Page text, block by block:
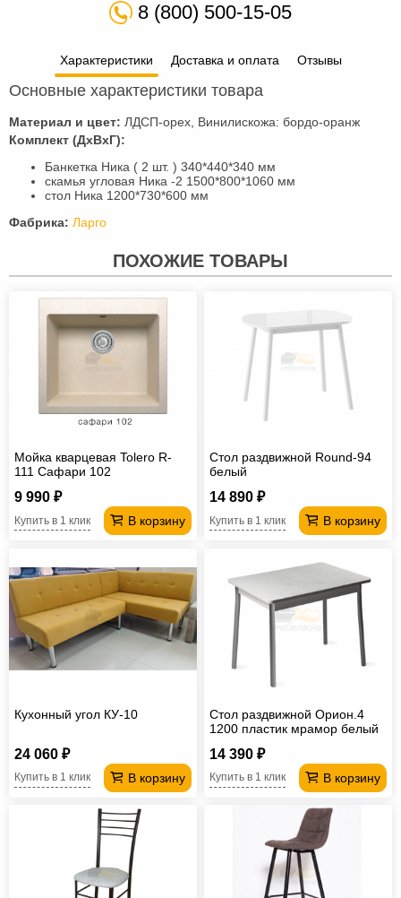
8 (800) 500-15-05
Характеристики Доставка и оплата Отзывы
Основные характеристики товара
Материал и цвет: ЛДСП-орех, Винилискожа: бордо-оранж
Комплект (ДхВхГ):
Банкетка Ника ( 2 шт. ) 340*440*340 мм
скамья угловая Ника -2 1500*800*1060 мм
стол Ника 1200*730*600 мм
Фабрика: Ларго
ПОХОЖИЕ ТОВАРЫ
Мойка кварцевая Tolero R-
111 Сафари 102
9 990 ₽
В корзину
Купить в 1 клик
Стол раздвижной Round-94
белый
14 890 ₽
В корзину
Купить в 1 клик
Кухонный угол КУ-10
24 060 ₽
В корзину
Купить в 1 клик
Стол раздвижной Орион.4
1200 пластик мрамор белый
14 390 ₽
В корзину
Купить в 1 клик